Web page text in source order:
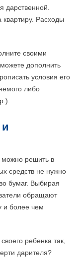
дарственной.
Расходы
своими
дополнить
условия его
либо
решить в
средств не нужно
бумаг. Выбирая
обращают
и более чем
ребенка так,
дарителя?